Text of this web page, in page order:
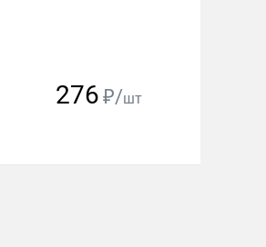
276 ₽/шт